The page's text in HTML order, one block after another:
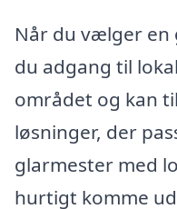
Når du vælger en
du adgang til
området og kan
løsninger, der
glarmester med
hurtigt komme